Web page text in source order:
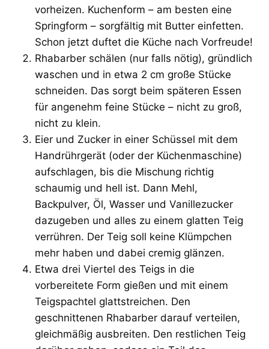
vorheizen. Kuchenform – am besten eine
Springform – sorgfältig mit Butter einfetten.
Schon jetzt duftet die Küche nach Vorfreude!
Rhabarber schälen (nur falls nötig), gründlich
waschen und in etwa 2 cm große Stücke
schneiden. Das sorgt beim späteren Essen
für angenehm feine Stücke – nicht zu groß,
nicht zu klein.
Eier und Zucker in einer Schüssel mit dem
Handrührgerät (oder der Küchenmaschine)
aufschlagen, bis die Mischung richtig
schaumig und hell ist. Dann Mehl,
Backpulver, Öl, Wasser und Vanillezucker
dazugeben und alles zu einem glatten Teig
verrühren. Der Teig soll keine Klümpchen
mehr haben und dabei cremig glänzen.
Etwa drei Viertel des Teigs in die
vorbereitete Form gießen und mit einem
Teigspachtel glattstreichen. Den
geschnittenen Rhabarber darauf verteilen,
gleichmäßig ausbreiten. Den restlichen Teig